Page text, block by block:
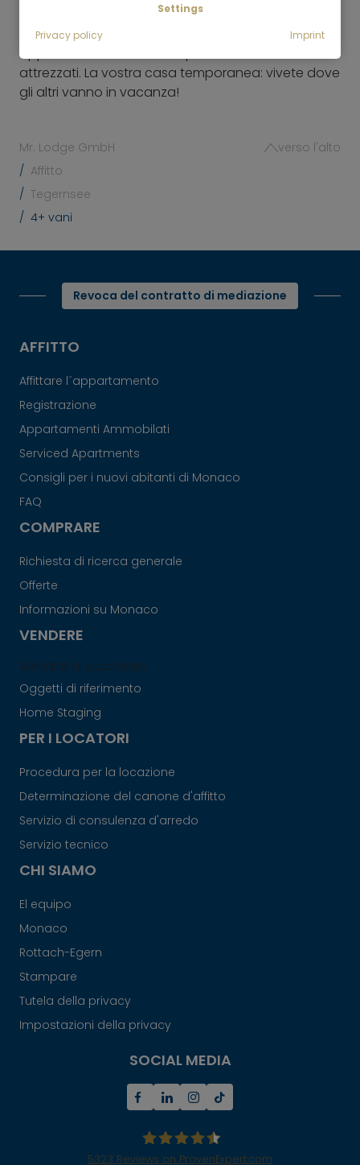
Siete alla ricerca di un appartamento in affitto a
breve termine? Noi possiamo aiutarvi. Offriamo
appartamenti e case completamente arredati e
attrezzati. La vostra casa temporanea: vivete dove
gli altri vanno in vacanza!
Mr. Lodge GmbH
Affitto
Tegernsee
4+ vani
verso l'alto
Revoca del contratto di mediazione
AFFITTO
Affittare l´appartamento
Registrazione
Appartamenti Ammobilati
Serviced Apartments
Consigli per i nuovi abitanti di Monaco
FAQ
COMPRARE
Richiesta di ricerca generale
Offerte
Informazioni su Monaco
VENDERE
Vendite di successo
Oggetti di riferimento
Home Staging
PER I LOCATORI
Procedura per la locazione
Determinazione del canone d'affitto
Servizio di consulenza d'arredo
Servizio tecnico
CHI SIAMO
El equipo
Monaco
Rottach-Egern
Stampare
Tutela della privacy
Impostazioni della privacy
SOCIAL MEDIA
5323 Reviews on ProvenExpert.com
Settings
Privacy policy
Imprint